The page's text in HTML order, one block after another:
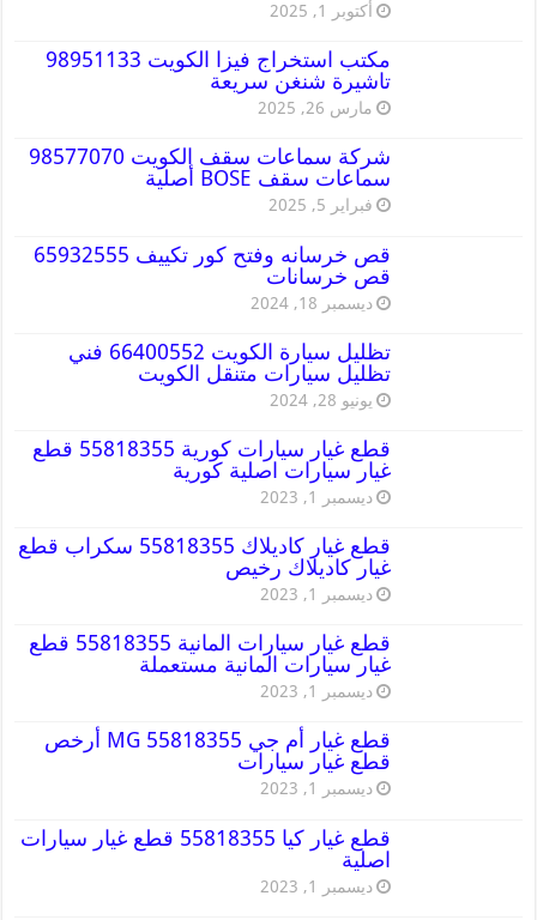
أكتوبر 1, 2025
مكتب استخراج فيزا الكويت 98951133
تاشيرة شنغن سريعة
مارس 26, 2025
شركة سماعات سقف الكويت 98577070
سماعات سقف BOSE أصلية
فبراير 5, 2025
قص خرسانه وفتح كور تكييف 65932555
قص خرسانات
ديسمبر 18, 2024
تظليل سيارة الكويت 66400552 فني
تظليل سيارات متنقل الكويت
يونيو 28, 2024
قطع غيار سيارات كورية 55818355 قطع
غيار سيارات اصلية كورية
ديسمبر 1, 2023
قطع غيار كاديلاك 55818355 سكراب قطع
غيار كاديلاك رخيص
ديسمبر 1, 2023
قطع غيار سيارات المانية 55818355 قطع
غيار سيارات المانية مستعملة
ديسمبر 1, 2023
قطع غيار أم جي MG 55818355 أرخص
قطع غيار سيارات
ديسمبر 1, 2023
قطع غيار كيا 55818355 قطع غيار سيارات
اصلية
ديسمبر 1, 2023